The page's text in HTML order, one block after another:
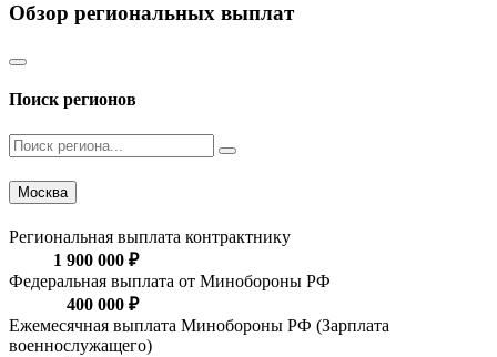
Обзор региональных выплат
Поиск регионов
Москва
Региональная выплата контрактнику
1 900 000 ₽
Федеральная выплата от Минобороны РФ
400 000 ₽
Ежемесячная выплата Минобороны РФ (Зарплата
военнослужащего)